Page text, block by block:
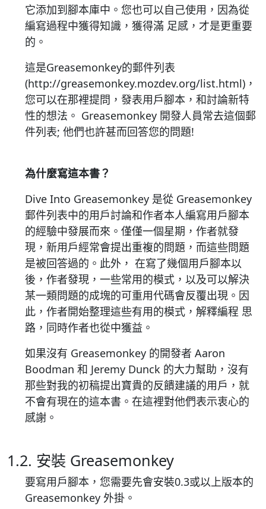
它添加到腳本庫中。您也可以自己使用，因為從
編寫過程中獲得知識，獲得滿 足感，才是更重要
的。
這是Greasemonkey的郵件列表
(http://greasemonkey.mozdev.org/list.html)，
您可以在那裡提問，發表用戶腳本，和討論新特
性的想法。 Greasemonkey 開發人員常去這個郵
件列表; 他們也許甚而回答您的問題!
為什麼寫這本書？
Dive Into Greasemonkey 是從 Greasemonkey
郵件列表中的用戶討論和作者本人編寫用戶腳本
的經驗中發展而來。僅僅一個星期，作者就發
現，新用戶經常會提出重複的問題，而這些問題
是被回答過的。此外， 在寫了幾個用戶腳本以
後，作者發現，一些常用的模式，以及可以解決
某一類問題的成塊的可重用代碼會反覆出現。因
此，作者開始整理這些有用的模式，解釋編程 思
路，同時作者也從中獲益。
如果沒有 Greasemonkey 的開發者 Aaron
Boodman 和 Jeremy Dunck 的大力幫助，沒有
那些對我的初稿提出寶貴的反饋建議的用戶，就
不會有現在的這本書。在這裡對他們表示衷心的
感謝。
1.2. 安裝 Greasemonkey
要寫用戶腳本，您需要先會安裝0.3或以上版本的
Greasemonkey 外掛。